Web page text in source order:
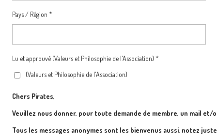
Pays / Région *
Lu et approuvé (Valeurs et Philosophie de l'Association) *
(Valeurs et Philosophie de l'Association)
Chers Pirates,
Veuillez nous donner, pour toute demande de membre, un mail et/
Tous les messages anonymes sont les bienvenus aussi, notez